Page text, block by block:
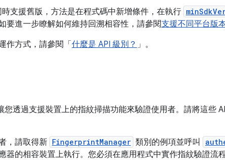
支援舊版，方法是在程式碼中新增條件，在執行
要進一步瞭解如何維持回溯相容性，請參閱支援不同平台版
作方式，請參閱「 什麼是 API 級別？ 」。
您透過支援裝置上的指紋掃描功能來驗證使用者。請將這些
，請取得新 FingerprintManager 類別的例項並呼叫
器的相容裝置上執行。您必須在應用程式中實作指紋驗證流